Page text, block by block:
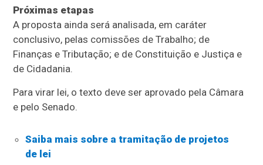
Próximas etapas
A proposta ainda será analisada, em caráter
conclusivo, pelas comissões de Trabalho; de
Finanças e Tributação; e de Constituição e Justiça e
de Cidadania.
Para virar lei, o texto deve ser aprovado pela Câmara
e pelo Senado.
Saiba mais sobre a tramitação de projetos
de lei